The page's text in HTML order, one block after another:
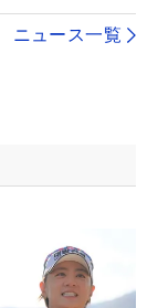
ニュース一覧